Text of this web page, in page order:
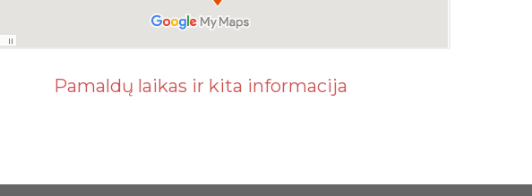
Pamaldų laikas ir kita informacija